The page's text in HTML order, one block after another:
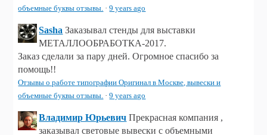
объемные буквы отзывы. ·9 years ago
Sasha Заказывал стенды для выставки
МЕТАЛЛООБРАБОТКА-2017.
Заказ сделали за пару дней. Огромное спасибо за
помощь!!
Отзывы о работе типографии Оригинал в Москве, вывески и
объемные буквы отзывы. ·9 years ago
Владимир Юрьевич Прекрасная компания ,
заказывал световые вывески с объемными